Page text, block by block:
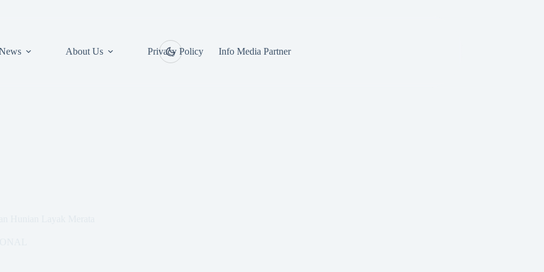
About Us Privacy Policy Info Media Partner